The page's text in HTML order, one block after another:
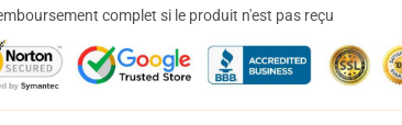
complet si le produit n'est pas reçu